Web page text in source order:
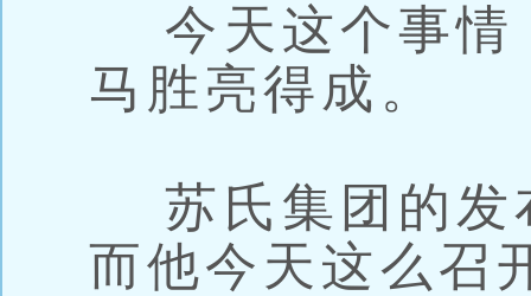
今天这个事情
马胜亮得成。
苏氏集团的发
而他今天这么召